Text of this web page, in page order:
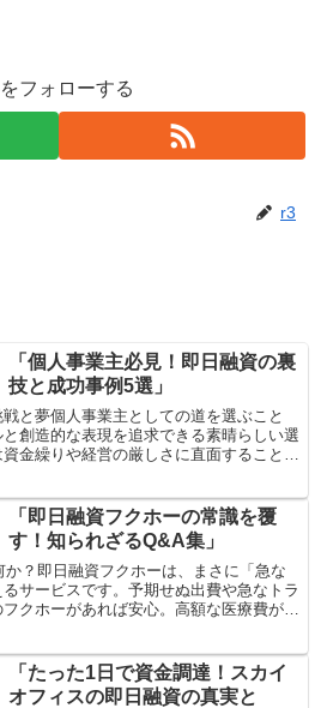
フォローする
r3
「個人事業主必見！即日融資の裏
技と成功事例5選」
と夢個人事業主としての道を選ぶこと
創造的な表現を追求できる素晴らしい選
金繰りや経営の厳しさに直面することが
「即日融資フクホーの常識を覆
す！知られざるQ&A集」
？即日融資フクホーは、まさに「急な
サービスです。予期せぬ出費や急なトラ
クホーがあれば安心。高額な医療費が必
「たった1日で資金調達！スカイ
オフィスの即日融資の真実と